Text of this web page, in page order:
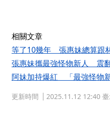
相關文章
等了10幾年 張惠妹總算跟
張惠妹攜最強怪物新人 震
阿妹加持爆紅 「最強怪物
更新時間 2025.11.12 12:40